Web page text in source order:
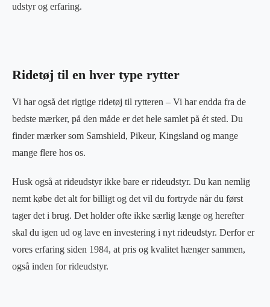
udstyr og erfaring.
Ridetøj til en hver type rytter
Vi har også det rigtige ridetøj til rytteren – Vi har endda fra de
bedste mærker, på den måde er det hele samlet på ét sted. Du
finder mærker som Samshield, Pikeur, Kingsland og mange
mange flere hos os.
Husk også at rideudstyr ikke bare er rideudstyr. Du kan nemlig
nemt købe det alt for billigt og det vil du fortryde når du først
tager det i brug. Det holder ofte ikke særlig længe og herefter
skal du igen ud og lave en investering i nyt rideudstyr. Derfor er
vores erfaring siden 1984, at pris og kvalitet hænger sammen,
også inden for rideudstyr.